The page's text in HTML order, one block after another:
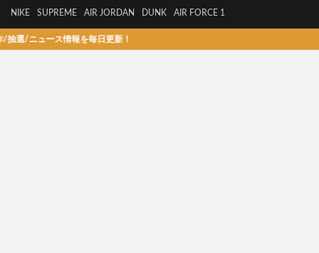
NIKE SUPREME AIR JORDAN DUNK AIR FORCE 1
ュース情報を毎日更新！